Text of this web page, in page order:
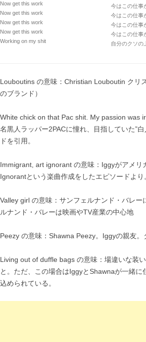
Now get this work
Now get this work
Now get this work
Now get this work
Working on my shit
今はこの仕事
今はこの仕事
今はこの仕事
今はこの仕事
自分のクソの
Louboutins の意味：Christian Louboutin クリ
のブランド）
White chick on that Pac shit. My passion was
名黒人ラッパー2PACに憧れ、目指していた”
ドを引用。
Immigrant, art ignorant の意味：Iggyがアメリ
Ignorantという楽曲作成をしたエピソードより
Valley girl の意味：サンフェルナンド・バレー
ルナンド・バレーは映画やTV産業の中心地
Peezy の意味：Shawna Peezy。Iggyの親友。
Living out of duffle bags の意味：場違いな装
と。ただ、この場合はIggyとShawnaが一緒に
込められている。